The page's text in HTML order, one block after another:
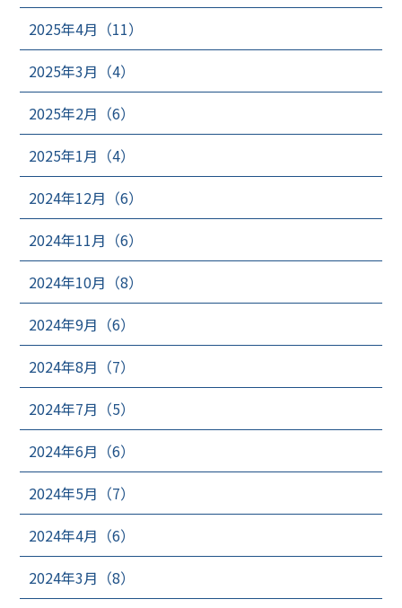
2025年4月（11）
2025年3月（4）
2025年2月（6）
2025年1月（4）
2024年12月（6）
2024年11月（6）
2024年10月（8）
2024年9月（6）
2024年8月（7）
2024年7月（5）
2024年6月（6）
2024年5月（7）
2024年4月（6）
2024年3月（8）